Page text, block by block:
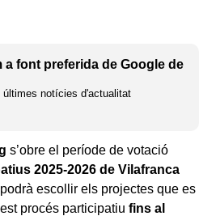
a font preferida de Google de
notícies d'actualitat
s’obre el període de votació
2025-2026 de Vilafranca
escollir els projectes que es
procés participatiu fins al